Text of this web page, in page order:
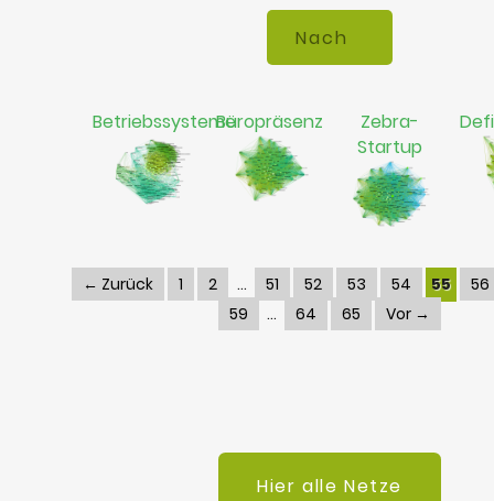
BetriebssystemeBüropräsenz
Zebra-
Startup
← Zurück 1 2 51 52 53 54 55
56
59
64 65 Vor →
Hier alle Netze